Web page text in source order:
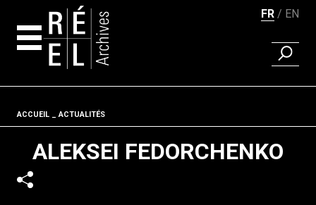
FR EN
Fil d'ariane
ACCUEIL ACTUALITÉS
ALEKSEI FEDORCHENKO